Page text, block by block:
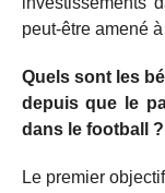
peut-être amené
Quels sont les
depuis que le
dans le football ?
Le premier